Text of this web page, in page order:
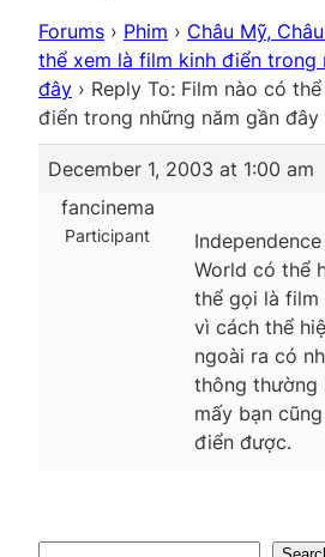
Forums › Phim › Châu Mỹ,
thể xem là film kinh điển trong
đây › Reply To: Film nào có
điển trong những năm gần đây
December 1, 2003 at 1:00 am
fancinema
Participant
World có thể
thể gọi là film
vì cách thể
ngoài ra có
thông thường
mấy bạn
điển được.